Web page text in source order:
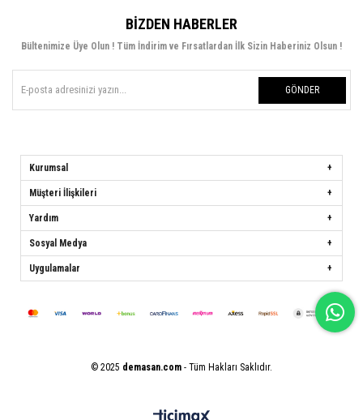
BIZDEN HABERLER
Bültenimize Üye Olun ! Tüm İndirim ve Fırsatlardan İlk Sizin Haberiniz Olsun !
GÖNDER
Kurumsal
Müşteri İlişkileri
Yardım
Sosyal Medya
Uygulamalar
© 2025 demasan.com - Tüm Hakları Saklıdır.